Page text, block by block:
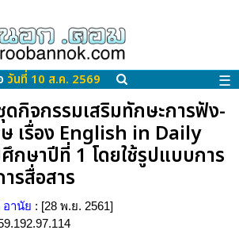
วันที่ 10 ส.ค. 2569 ☰
ดกิจกรรมเสริมทักษะการฟัง-
เรื่อง English in Daily
ษาปีที่ 1 โดยใช้รูปแบบการ
รสื่อสาร
านัย : [28 พ.ย. 2561]